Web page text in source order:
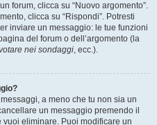
forum, clicca su “Nuovo argomento”.
clicca su “Rispondi”. Potresti
inviare un messaggio: le tue funzioni
del forum o dell’argomento (la
nei sondaggi, ecc.).
a meno che tu non sia un
un messaggio premendo il
eliminare. Puoi modificare un